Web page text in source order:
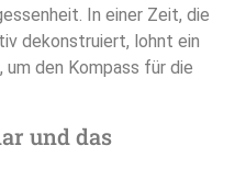
In einer Zeit, die
dekonstruiert, lohnt ein
um den Kompass für die
und das